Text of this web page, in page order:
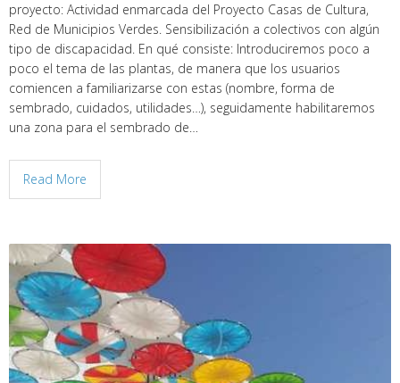
proyecto: Actividad enmarcada del Proyecto Casas de Cultura,
Red de Municipios Verdes. Sensibilización a colectivos con algún
tipo de discapacidad. En qué consiste: Introduciremos poco a
poco el tema de las plantas, de manera que los usuarios
comiencen a familiarizarse con estas (nombre, forma de
sembrado, cuidados, utilidades…), seguidamente habilitaremos
una zona para el sembrado de…
Read More